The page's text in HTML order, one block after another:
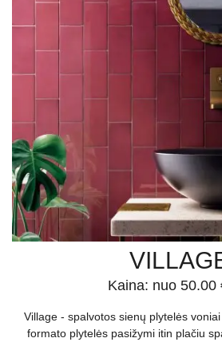
Kaina: nuo 50.00
Village - spalvotos sienų plytelės
formato plytelės pasižymi itin plačiu